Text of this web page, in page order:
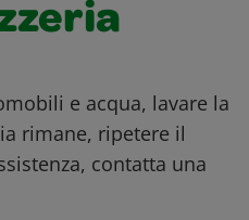
e acqua, lavare la
rimane, ripetere il
contatta una